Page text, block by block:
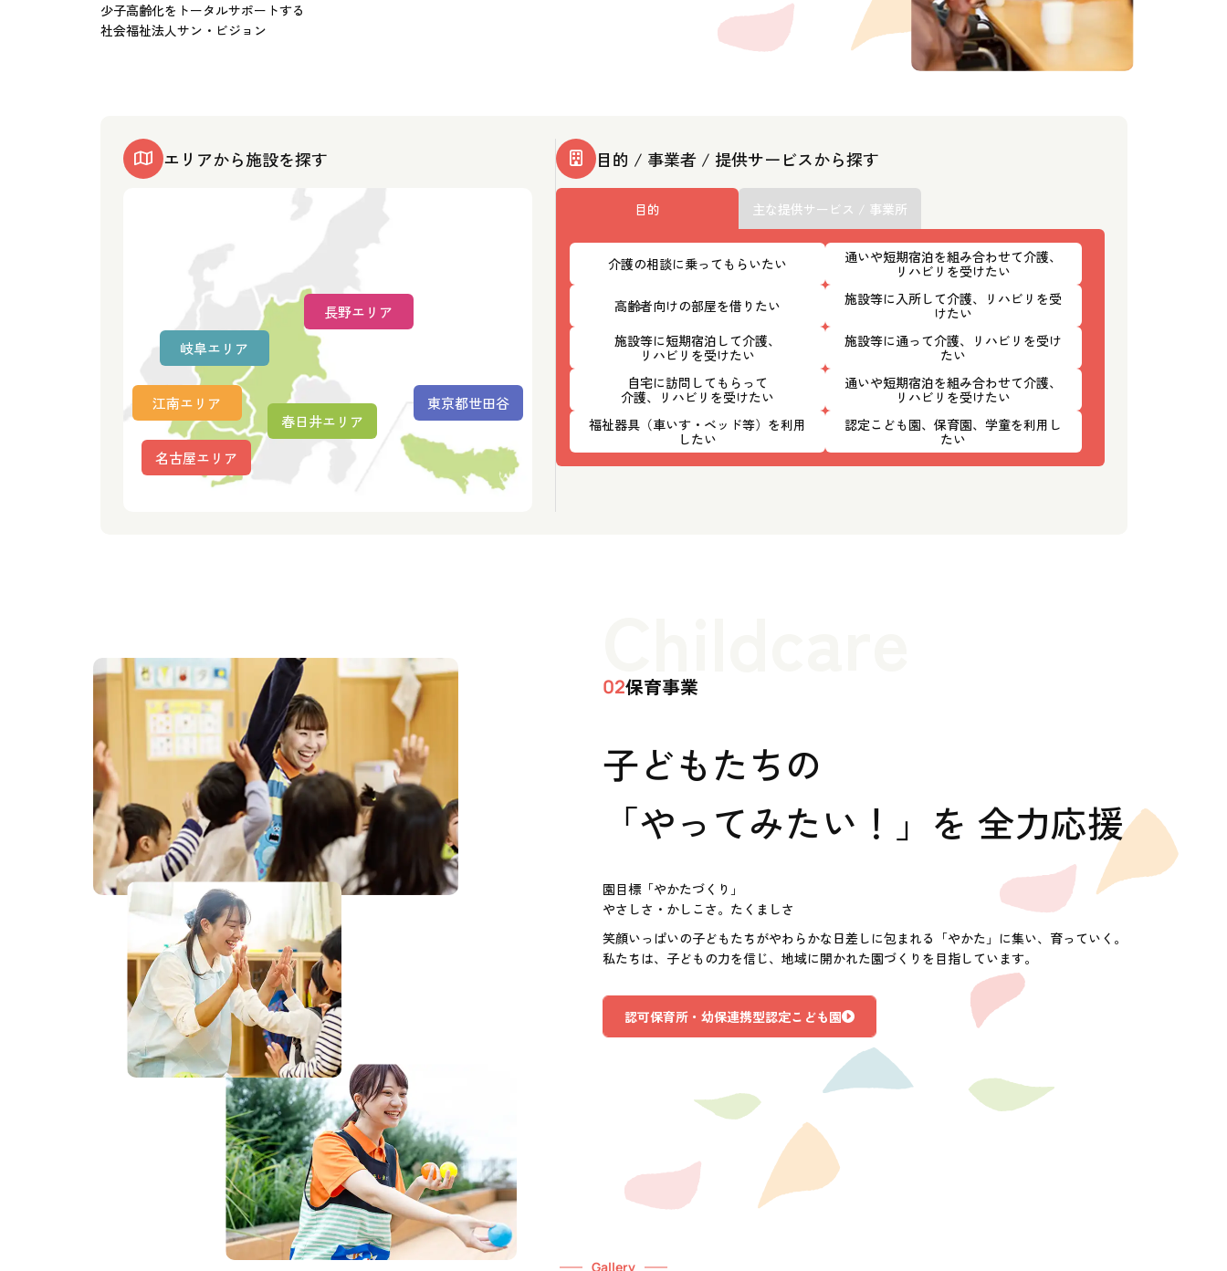
少子高齢化をトータルサポートする
社会福祉法人サン・ビジョン
エリアから施設を探す
名古屋エリア
江南エリア
春日井エリア
岐阜エリア
長野エリア
東京都世田谷
目的 / 事業者 / 提供サービスから探す
目的 主な提供サービス / 事業所
介護の相談に乗ってもらいたい
通いや短期宿泊を組み合わせて介護、
リハビリを受けたい
高齢者向けの部屋を借りたい
施設等に入所して介護、リハビリを受
けたい
施設等に短期宿泊して介護、
リハビリを受けたい
施設等に通って介護、リハビリを受け
たい
自宅に訪問してもらって
介護、リハビリを受けたい
通いや短期宿泊を組み合わせて介護、
リハビリを受けたい
福祉器具（車いす・ベッド等）を利用
したい
認定こども園、保育園、学童を利用し
たい
02保育事業
子どもたちの
「やってみたい！」を 全力応援
園目標「やかたづくり」
やさしさ・かしこさ。たくましさ
笑顔いっぱいの子どもたちがやわらかな日差しに包まれる「やかた」に集い、育っていく。
私たちは、子どもの力を信じ、地域に開かれた園づくりを目指しています。
認可保育所・幼保連携型認定こども園
Gallery